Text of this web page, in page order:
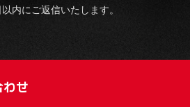
内にご返信いたします。
わせ